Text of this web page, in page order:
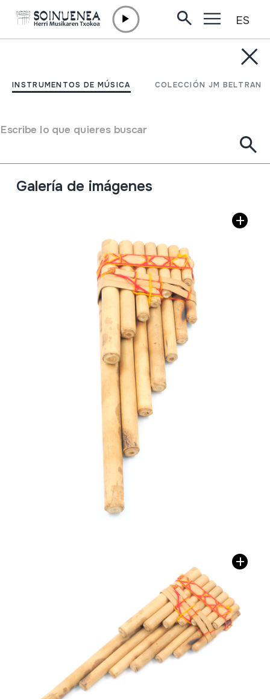
INSTRUMENTOS DE MÚSICA COLECCIÓN JM BELTRAN
Escribe lo que quieres buscar
ES
SIKU; ZAMPOÑA; Flauta
Autor Ez dakigu.
Aerófonos->Flautas->flauta de Pan
Galería de imágenes